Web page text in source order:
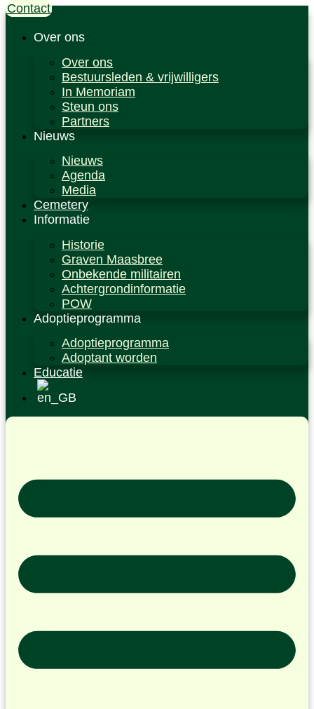
Ga
Contact
Over ons
Over ons
Bestuursleden & vrijwilligers
In Memoriam
Steun ons
Partners
Nieuws
Nieuws
Agenda
Media
Cemetery
Informatie
Historie
Graven Maasbree
Onbekende militairen
Achtergrondinformatie
POW
Adoptieprogramma
Adoptieprogramma
Adoptant worden
Educatie